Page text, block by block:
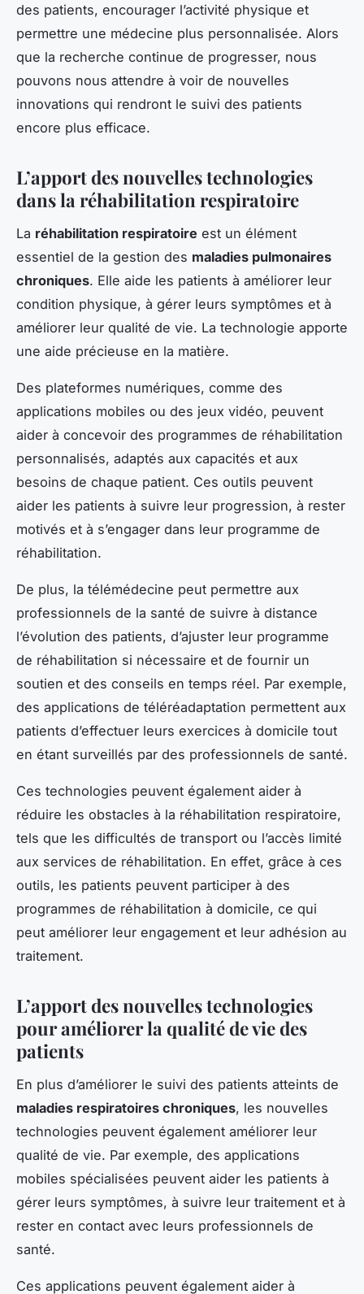
des patients, encourager l’activité physique et
permettre une médecine plus personnalisée. Alors
que la recherche continue de progresser, nous
pouvons nous attendre à voir de nouvelles
innovations qui rendront le suivi des patients
encore plus efficace.
L’apport des nouvelles technologies
dans la réhabilitation respiratoire
La réhabilitation respiratoire est un élément
essentiel de la gestion des maladies pulmonaires
chroniques. Elle aide les patients à améliorer leur
condition physique, à gérer leurs symptômes et à
améliorer leur qualité de vie. La technologie apporte
une aide précieuse en la matière.
Des plateformes numériques, comme des
applications mobiles ou des jeux vidéo, peuvent
aider à concevoir des programmes de réhabilitation
personnalisés, adaptés aux capacités et aux
besoins de chaque patient. Ces outils peuvent
aider les patients à suivre leur progression, à rester
motivés et à s’engager dans leur programme de
réhabilitation.
De plus, la télémédecine peut permettre aux
professionnels de la santé de suivre à distance
l’évolution des patients, d’ajuster leur programme
de réhabilitation si nécessaire et de fournir un
soutien et des conseils en temps réel. Par exemple,
des applications de téléréadaptation permettent aux
patients d’effectuer leurs exercices à domicile tout
en étant surveillés par des professionnels de santé.
Ces technologies peuvent également aider à
réduire les obstacles à la réhabilitation respiratoire,
tels que les difficultés de transport ou l’accès limité
aux services de réhabilitation. En effet, grâce à ces
outils, les patients peuvent participer à des
programmes de réhabilitation à domicile, ce qui
peut améliorer leur engagement et leur adhésion au
traitement.
L’apport des nouvelles technologies
pour améliorer la qualité de vie des
patients
En plus d’améliorer le suivi des patients atteints de
maladies respiratoires chroniques, les nouvelles
technologies peuvent également améliorer leur
qualité de vie. Par exemple, des applications
mobiles spécialisées peuvent aider les patients à
gérer leurs symptômes, à suivre leur traitement et à
rester en contact avec leurs professionnels de
santé.
Ces applications peuvent également aider à